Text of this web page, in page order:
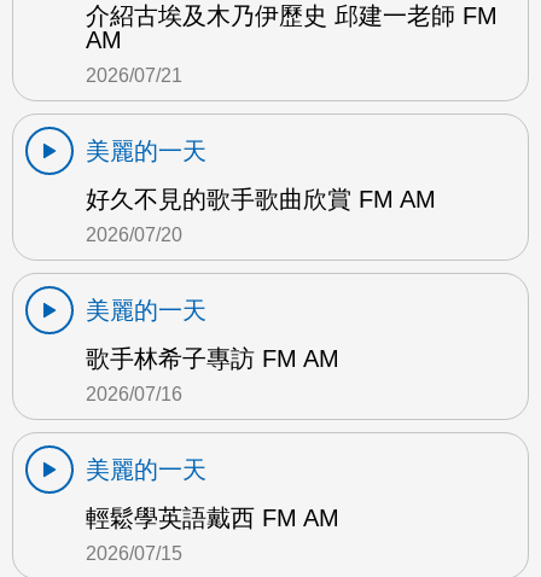
介紹古埃及木乃伊歷史 邱建一老師 FM
AM
2026/07/21
美麗的一天
好久不見的歌手歌曲欣賞 FM AM
2026/07/20
美麗的一天
歌手林希子專訪 FM AM
2026/07/16
美麗的一天
輕鬆學英語戴西 FM AM
2026/07/15